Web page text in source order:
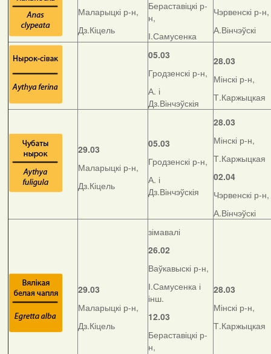
Маларыцкі р-н,
Дз.Кіцель
Бераставіцкі р-
н,
І.Самусенка
Чэрвенскі р-н,
А.Вінчэўскі
05.03
Гродзенскі р-н,
А. і
Дз.Вінчэўскія
28.03
Мінскі р-н,
Т.Каржыцкая
29.03
Маларыцкі р-н,
Дз.Кіцель
05.03
Гродзенскі р-н,
А. і
Дз.Вінчэўскія
28.03
Мінскі р-н,
Т.Каржыцкая
02.04
Чэрвенскі р-н,
А.Вінчэўскі
29.03
Маларыцкі р-н,
Дз.Кіцель
зімавалі
26.02
Ваўкавыскі р-н,
І.Самусенка і
інш.
12.03
Бераставіцкі р-
н,
28.03
Мінскі р-н,
Т.Каржыцкая